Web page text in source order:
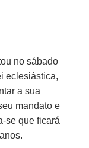
no sábado
eclesiástica,
a sua
mandato e
se que ficará